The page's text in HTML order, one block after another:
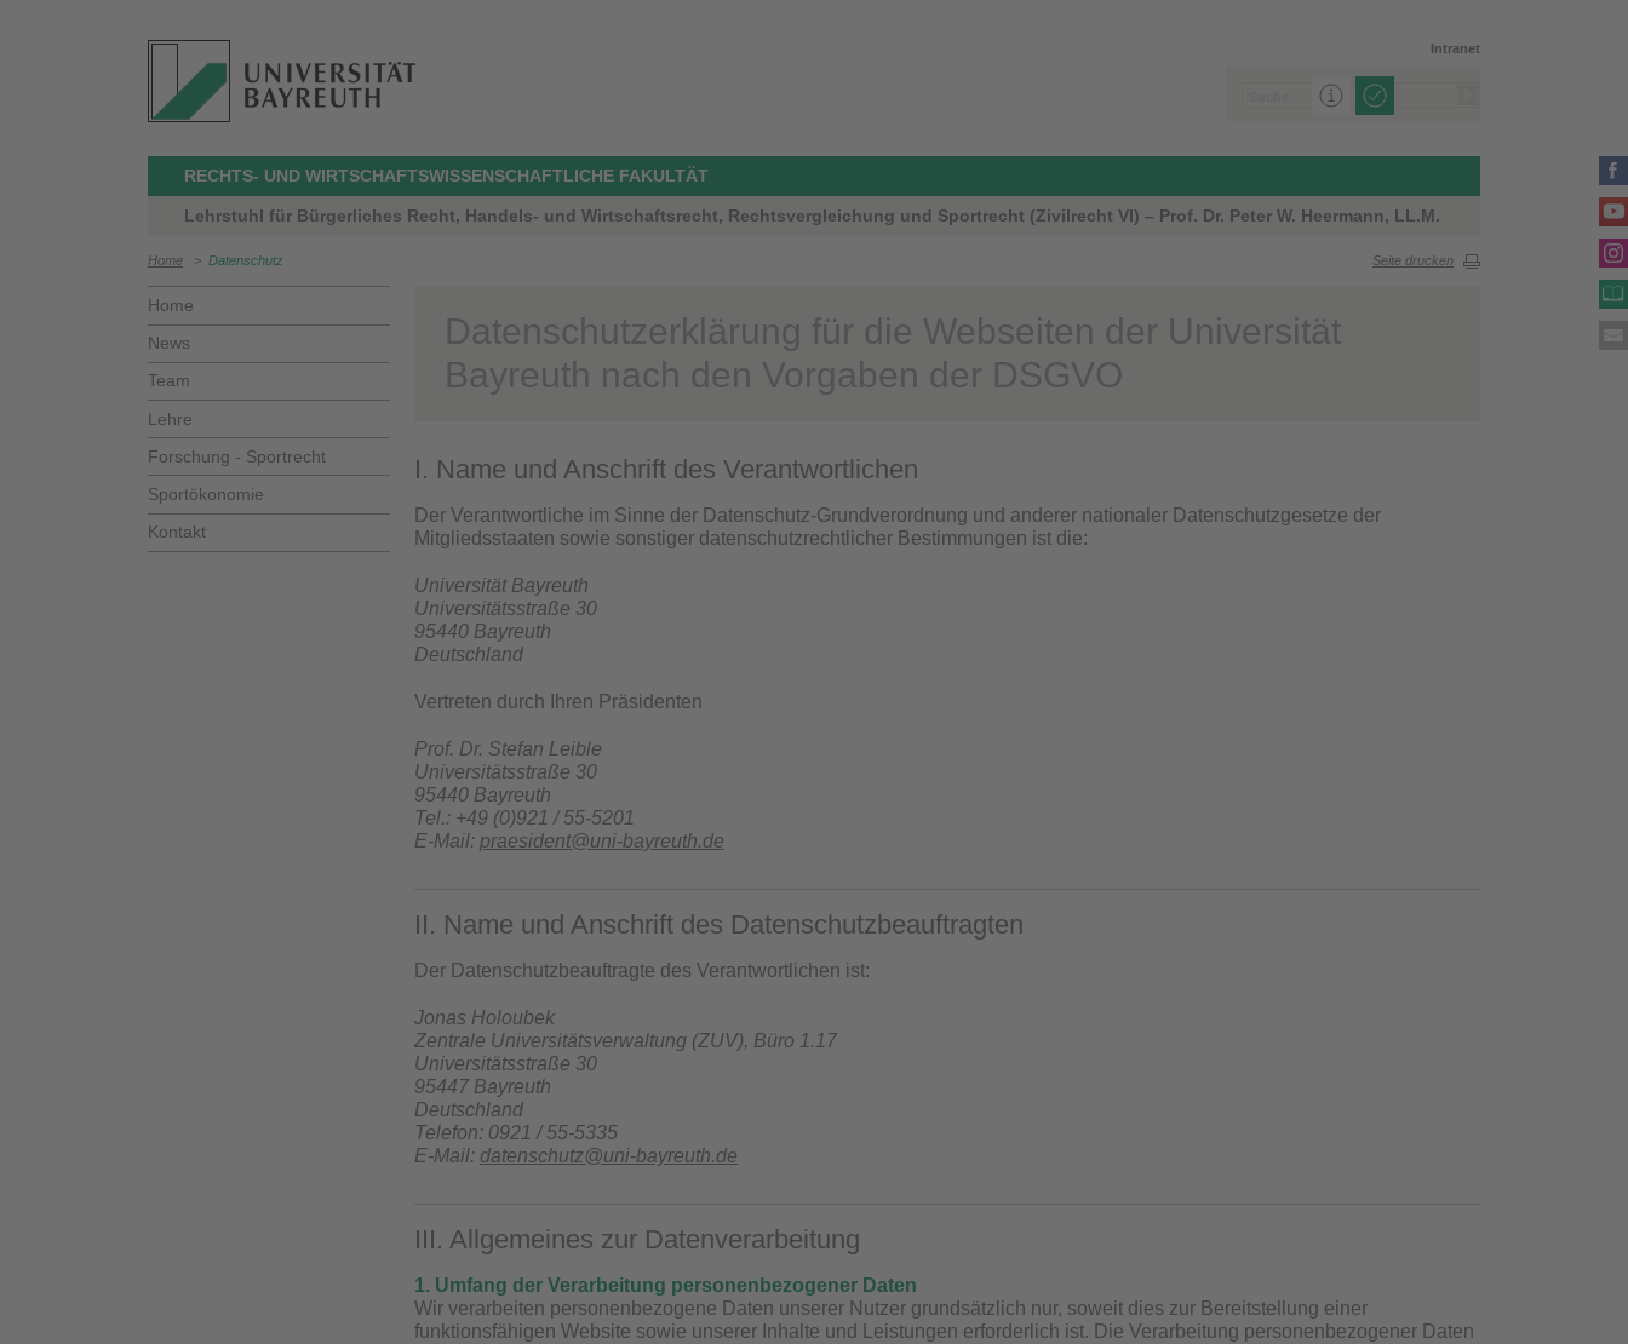
Intranet
RECHTS- UND WIRTSCHAFTSWISSENSCHAFTLICHE FAKULTÄT
Lehrstuhl für Bürgerliches Recht, Handels- und Wirtschaftsrecht, Rechtsvergleichung und Sportrecht (Zivilrecht VI) – Prof. Dr. Peter W. Heermann, LL.M.
Home > Datenschutz Seite drucken
Home
News
Team
Lehre
Forschung - Sportrecht
Sportökonomie
Kontakt
Datenschutzerklärung für die Webseiten der Universität
Bayreuth nach den Vorgaben der DSGVO
I. Name und Anschrift des Verantwortlichen
Der Verantwortliche im Sinne der Datenschutz-Grundverordnung und anderer nationaler Datenschutzgesetze der
Mitgliedsstaaten sowie sonstiger datenschutzrechtlicher Bestimmungen ist die:
Universität Bayreuth
Universitätsstraße 30
95440 Bayreuth
Deutschland
Vertreten durch Ihren Präsidenten
Prof. Dr. Stefan Leible
Universitätsstraße 30
95440 Bayreuth
Tel.: +49 (0)921 / 55-5201
E-Mail: praesident@uni-bayreuth.de
II. Name und Anschrift des Datenschutzbeauftragten
Der Datenschutzbeauftragte des Verantwortlichen ist:
Jonas Holoubek
Zentrale Universitätsverwaltung (ZUV), Büro 1.17
Universitätsstraße 30
95447 Bayreuth
Deutschland
Telefon: 0921 / 55-5335
E-Mail: datenschutz@uni-bayreuth.de
III. Allgemeines zur Datenverarbeitung
1. Umfang der Verarbeitung personenbezogener Daten
Wir verarbeiten personenbezogene Daten unserer Nutzer grundsätzlich nur, soweit dies zur Bereitstellung einer
funktionsfähigen Website sowie unserer Inhalte und Leistungen erforderlich ist. Die Verarbeitung personenbezogener Daten